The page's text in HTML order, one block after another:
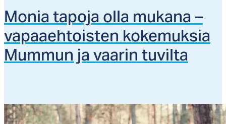
Mo­nia ta­po­ja ol­la mu­ka­na –
va­paaeh­tois­ten ko­ke­muk­sia
Mum­mun ja vaa­rin tu­vil­ta